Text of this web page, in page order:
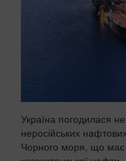
Україна погодилася
неросійських
Чорного моря, що має